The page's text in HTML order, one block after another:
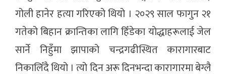
गोली हानेर हत्या गरिएको थियो । २०२९ साल फागुन २१
गतेको बिहान क्रान्तिका लागि हिँडेका योद्धाहरूलाई जेल
सार्ने निहुँमा झापाको चन्द्रगढीस्थित कारागारबाट
निकालिँदै थियो । त्यो दिन अरू दिनभन्दा कारागारमा बेग्लै